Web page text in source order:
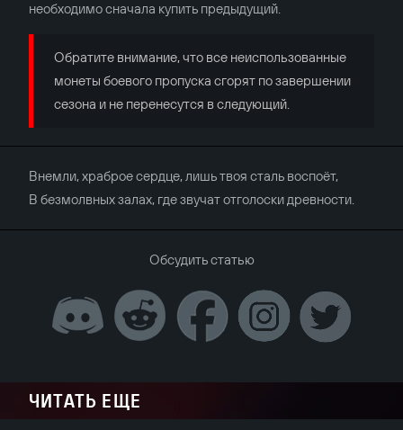
необходимо сначала купить предыдущий.
Обратите внимание, что все неиспользованные
монеты боевого пропуска сгорят по завершении
сезона и не перенесутся в следующий.
Внемли, храброе сердце, лишь твоя сталь воспоёт,
В безмолвных залах, где звучат отголоски древности.
Обсудить статью
ЧИТАТЬ ЕЩЕ